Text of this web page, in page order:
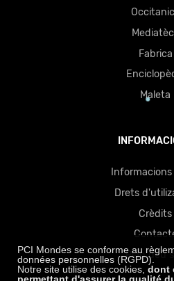
PCI Mondes se conforme au
données personnelles (RGPD).
Notre site utilise des cookies,dont
Fabrica
Maleta
Drets
Crèdits
Plan deu